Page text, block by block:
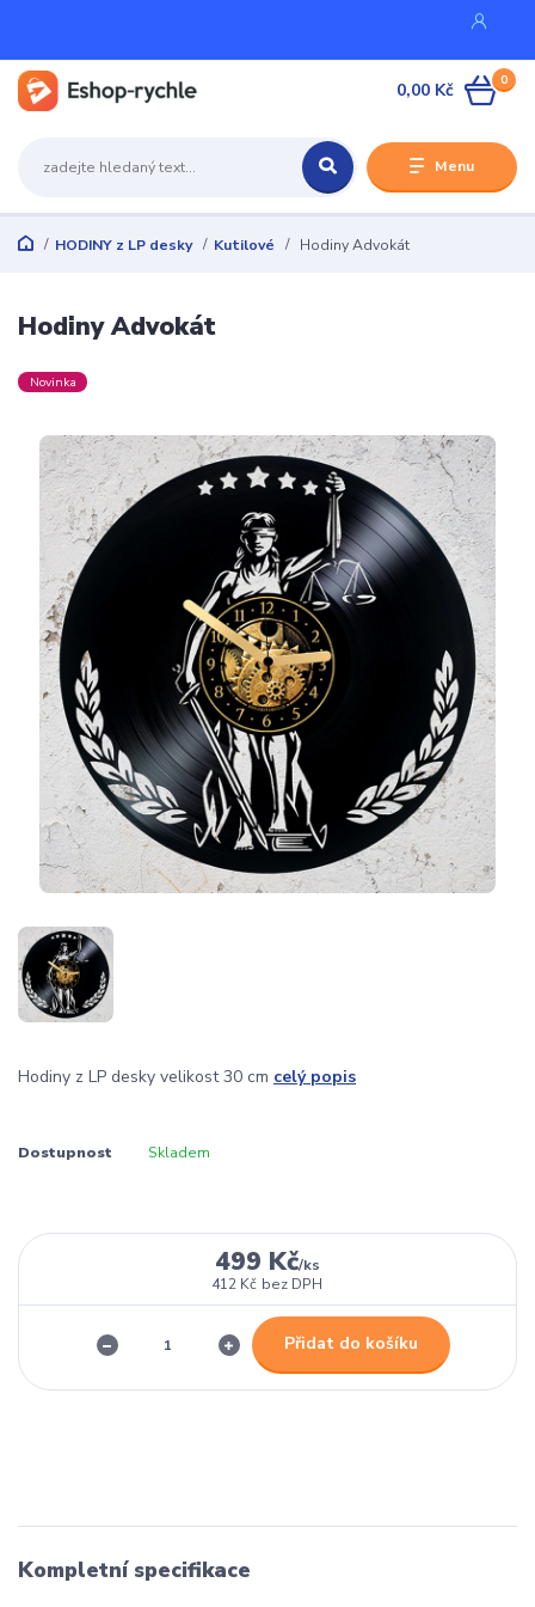
Menu
0
0,00 Kč
HODINY z LP desky Kutilové Hodiny Advokát
Hodiny Advokát
Novinka
Hodiny z LP desky velikost 30 cm celý popis
Dostupnost Skladem
499 Kč/ks
412 Kč bez DPH
Přidat do košíku
Kompletní specifikace